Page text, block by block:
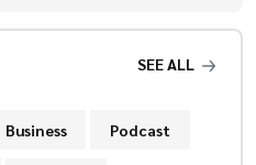
SEE ALL
Business Podcast